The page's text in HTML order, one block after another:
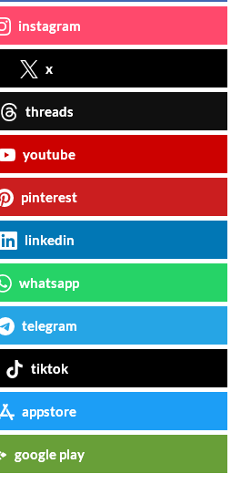
instagram
x
threads
youtube
pinterest
linkedin
whatsapp
telegram
tiktok
appstore
google play